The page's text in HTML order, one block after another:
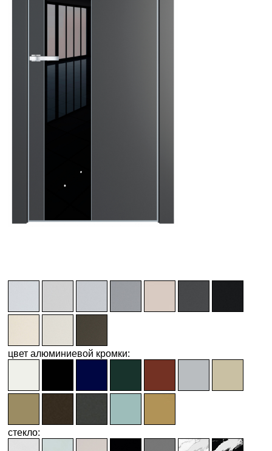
цвет алюминиевой кромки:
стекло: